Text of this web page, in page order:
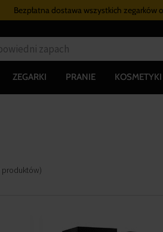
Bezpłatna dostawa wszystkich zegarków
ZEGARKI PRANIE KOSMETYKI
produktów)